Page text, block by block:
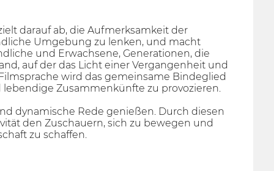
darauf ab, die Aufmerksamkeit der
Umgebung zu lenken, und macht
und Erwachsene, Generationen, die
auf der das Licht einer Vergangenheit und
wird das gemeinsame Bindeglied
Zusammenkünfte zu provozieren.
dynamische Rede genießen. Durch diesen
den Zuschauern, sich zu bewegen und
zu schaffen.